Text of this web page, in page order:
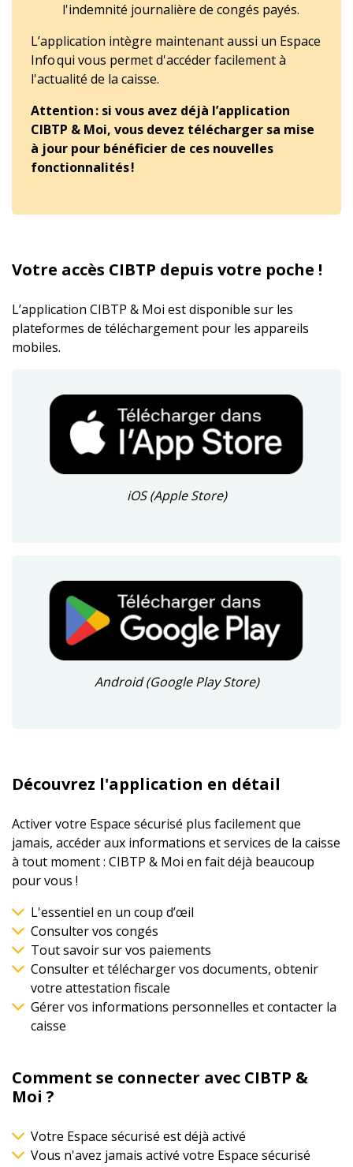
l'indemnité journalière de congés payés.
L’application intègre maintenant aussi un Espace
Info qui vous permet d'accéder facilement à
l'actualité de la caisse.
Attention : si vous avez déjà l’application
CIBTP & Moi, vous devez télécharger sa mise
à jour pour bénéficier de ces nouvelles
fonctionnalités !
Votre accès CIBTP depuis votre poche !
L’application CIBTP & Moi est disponible sur les
plateformes de téléchargement pour les appareils
mobiles.
iOS (Apple Store)
Android (Google Play Store)
Découvrez l'application en détail
Activer votre Espace sécurisé plus facilement que
jamais, accéder aux informations et services de la caisse
à tout moment : CIBTP & Moi en fait déjà beaucoup
pour vous !
L'essentiel en un coup d’œil
Consulter vos congés
Tout savoir sur vos paiements
Consulter et télécharger vos documents, obtenir
votre attestation fiscale
Gérer vos informations personnelles et contacter la
caisse
Comment se connecter avec CIBTP &
Moi ?
Votre Espace sécurisé est déjà activé
Vous n'avez jamais activé votre Espace sécurisé